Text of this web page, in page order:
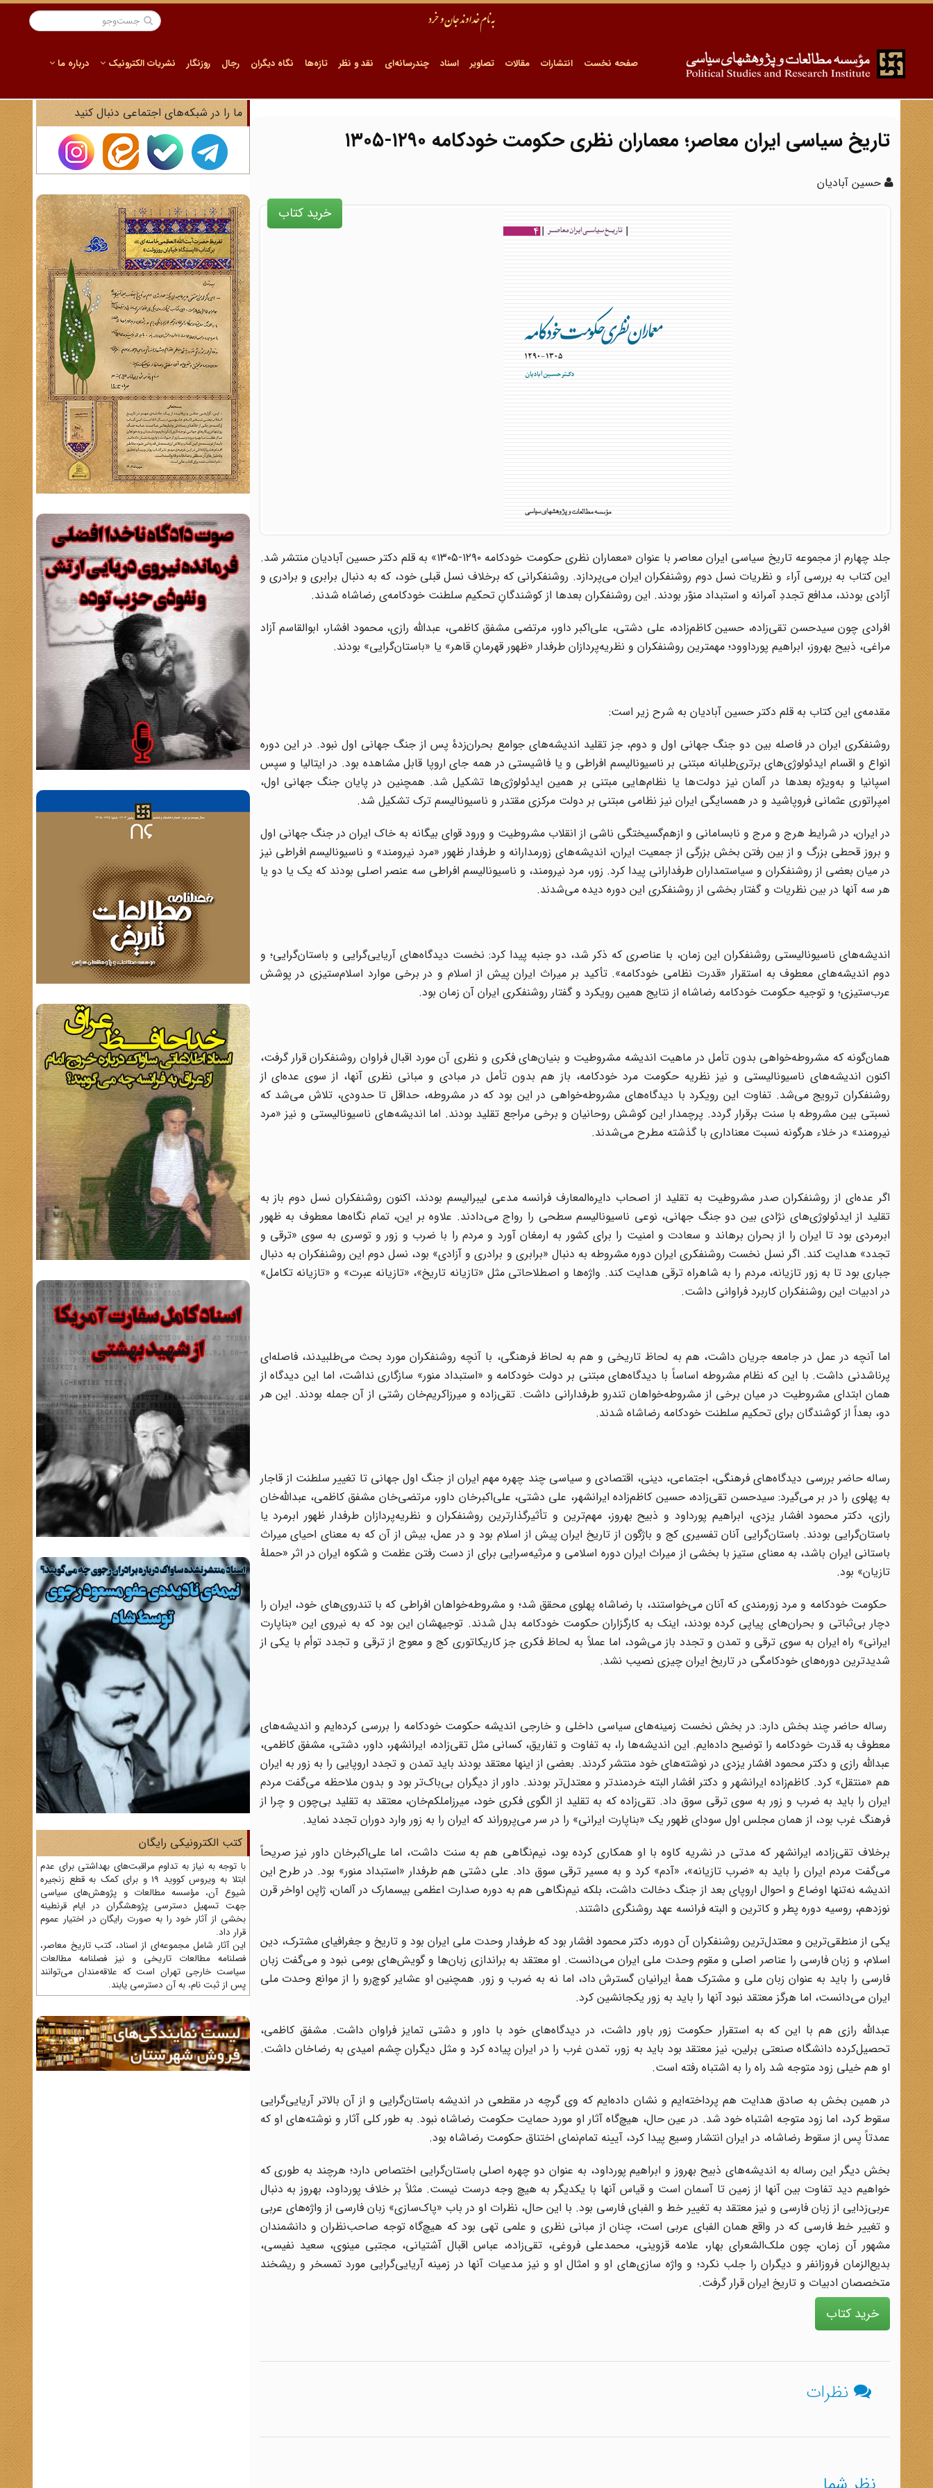
صفحه نخست انتشارات مقالات تصاویر اسناد چندرسانه‌ای نقد و نظر تازه‌ها نگاه دیگران رجال روزنگار نشریات الکترونیک درباره ما
تاریخ سیاسی ایران معاصر؛ معماران نظری حکومت خودکامه ١٢٩٠-١٣٠۵
حسین آبادیان
خرید کتاب
جلد چهارم از مجموعه تاریخ سیاسی ایران معاصر با عنوان «معماران نظری حکومت خودکامه ١٢٩٠-١٣٠۵» به قلم دکتر حسین آبادیان منتشر شد.
این کتاب به بررسی آراء و نظریات نسل دوم روشنفکران ایران می‌پردازد. روشنفکرانی که برخلاف نسل قبلی خود، که به دنبال برابری و برادری و
آزادی بودند، مدافع تجددِ آمرانه و استبداد منوّر بودند. این روشنفکران بعدها از کوشندگانِ تحکیم سلطنت خودکامه‌ی رضاشاه شدند.
افرادی چون سیدحسن تقی‌زاده، حسین کاظم‌زاده، علی دشتی، علی‌اکبر داور، مرتضی مشفق کاظمی، عبدالله رازی، محمود افشار، ابوالقاسم آزاد
مراغی، ذبیح بهروز، ابراهیم پورداوود؛ مهمترین روشنفکران و نظریه‌پردازان طرفدار «ظهور قهرمانِ قاهر» یا «باستان‌گرایی» بودند.
مقدمه‌ی این کتاب به قلم دکتر حسین آبادیان به شرح زیر است:
روشنفکری ایران در فاصله بین دو جنگ جهانی اول و دوم، جز تقلید اندیشه‌های جوامع بحران‌زدۀ پس از جنگ جهانی اول نبود. در این دوره
انواع و اقسام ایدئولوژی‌های برتری‌طلبانه مبتنی بر ناسیونالیسم افراطی و یا فاشیستی در همه جای اروپا قابل مشاهده بود. در ایتالیا و سپس
اسپانیا و به‌ویژه بعدها در آلمان نیز دولت‌ها یا نظام‌هایی مبتنی بر همین ایدئولوژی‌ها تشکیل شد. همچنین در پایان جنگ جهانی اول،
امپراتوری عثمانی فروپاشید و در همسایگی ایران نیز نظامی مبتنی بر دولت مرکزی مقتدر و ناسیونالیسم ترک تشکیل شد.
در ایران، در شرایط هرج و مرج و نابسامانی و ازهم‌گسیختگی ناشی از انقلاب مشروطیت و ورود قوای بیگانه به خاک ایران در جنگ جهانی اول
و بروز قحطی بزرگ و از بین رفتن بخش بزرگی از جمعیت ایران، اندیشه‌های زورمدارانه و طرفدار ظهور «مرد نیرومند» و ناسیونالیسم افراطی نیز
در میان بعضی از روشنفکران و سیاستمداران طرفدارانی پیدا کرد. زور، مرد نیرومند، و ناسیونالیسم افراطی سه عنصر اصلی بودند که یک یا دو یا
هر سه آنها در بین نظریات و گفتار بخشی از روشنفکری این دوره دیده می‌شدند.
اندیشه‌های ناسیونالیستی روشنفکران این زمان، با عناصری که ذکر شد، دو جنبه پیدا کرد: نخست دیدگاه‌های آریایی‌گرایی و باستان‌گرایی؛ و
دوم اندیشه‌های معطوف به استقرار «قدرت نظامی خودکامه». تأکید بر میراث ایران پیش از اسلام و در برخی موارد اسلام‌ستیزی در پوشش
عرب‌ستیزی؛ و توجیه حکومت خودکامه رضاشاه از نتایج همین رویکرد و گفتار روشنفکری ایران آن زمان بود.
همان‌گونه که مشروطه‌خواهی بدون تأمل در ماهیت اندیشه مشروطیت و بنیان‌های فکری و نظری آن مورد اقبال فراوان روشنفکران قرار گرفت،
اکنون اندیشه‌های ناسیونالیستی و نیز نظریه حکومت مرد خودکامه، باز هم بدون تأمل در مبادی و مبانی نظری آنها، از سوی عده‌ای از
روشنفکران ترویج می‌شد. تفاوت این رویکرد با دیدگاه‌های مشروطه‌خواهی در این بود که در مشروطه، حداقل تا حدودی، تلاش می‌شد که
نسبتی بین مشروطه با سنت برقرار گردد. پرچمدار این کوشش روحانیان و برخی مراجع تقلید بودند. اما اندیشه‌های ناسیونالیستی و نیز «مرد
نیرومند» در خلاء هرگونه نسبت معناداری با گذشته مطرح می‌شدند.
اگر عده‌ای از روشنفکران صدر مشروطیت به تقلید از اصحاب دایره‌المعارف فرانسه مدعی لیبرالیسم بودند، اکنون روشنفکران نسل دوم باز به
تقلید از ایدئولوژی‌های نژادی بین دو جنگ جهانی، نوعی ناسیونالیسم سطحی را رواج می‌دادند. علاوه بر این، تمام نگاه‌ها معطوف به ظهور
ابرمردی بود تا ایران را از بحران برهاند و سعادت و امنیت را برای کشور به ارمغان آورد و مردم را با ضرب و زور و توسری به سوی «ترقی و
تجدد» هدایت کند. اگر نسل نخست روشنفکری ایران دوره مشروطه به دنبال «برابری و برادری و آزادی» بود، نسل دوم این روشنفکران به دنبال
جباری بود تا به زور تازیانه، مردم را به شاهراه ترقی هدایت کند. واژه‌ها و اصطلاحاتی مثل «تازیانه تاریخ»، «تازیانه عبرت» و «تازیانه تکامل»
در ادبیات این روشنفکران کاربرد فراوانی داشت.
اما آنچه در عمل در جامعه جریان داشت، هم به لحاظ تاریخی و هم به لحاظ فرهنگی، با آنچه روشنفکران مورد بحث می‌طلبیدند، فاصله‌ای
پرناشدنی داشت. با این که نظام مشروطه اساساً با دیدگاه‌های مبتنی بر دولت خودکامه و «استبداد منور» سازگاری نداشت، اما این دیدگاه از
همان ابتدای مشروطیت در میان برخی از مشروطه‌خواهان تندرو طرفدارانی داشت. تقی‌زاده و میرزاکریم‌خان رشتی از آن جمله بودند. این هر
دو، بعداً از کوشندگان برای تحکیم سلطنت خودکامه رضاشاه شدند.
رساله حاضر بررسی دیدگاه‌های فرهنگی، اجتماعی، دینی، اقتصادی و سیاسی چند چهره مهم ایران از جنگ اول جهانی تا تغییر سلطنت از قاجار
به پهلوی را در بر می‌گیرد: سیدحسن تقی‌زاده، حسین کاظم‌زاده ایرانشهر، علی دشتی، علی‌اکبرخان داور، مرتضی‌خان مشفق کاظمی، عبدالله‌خان
رازی، دکتر محمود افشار یزدی، ابراهیم پورداود و ذبیح بهروز، مهم‌ترین و تأثیرگذارترین روشنفکران و نظریه‌پردازان طرفدار ظهور ابرمرد یا
باستان‌گرایی بودند. باستان‌گرایی آنان تفسیری کج و باژگون از تاریخ ایران پیش از اسلام بود و در عمل، بیش از آن که به معنای احیای میراث
باستانی ایران باشد، به معنای ستیز با بخشی از میراث ایران دوره اسلامی و مرثیه‌سرایی برای از دست رفتن عظمت و شکوه ایران در اثر «حملۀ
تازیان» بود.
حکومت خودکامه و مرد زورمندی که آنان می‌خواستند، با رضاشاه پهلوی محقق شد؛ و مشروطه‌خواهان افراطی که با تندروی‌های خود، ایران را
دچار بی‌ثباتی و بحران‌های پیاپی کرده بودند، اینک به کارگزاران حکومت خودکامه بدل شدند. توجیهشان این بود که به نیروی این «بناپارت
ایرانی» راه ایران به سوی ترقی و تمدن و تجدد باز می‌شود، اما عملاً به لحاظ فکری جز کاریکاتوری کج و معوج از ترقی و تجدد توأم با یکی از
شدیدترین دوره‌های خودکامگی در تاریخ ایران چیزی نصیب نشد.
رساله حاضر چند بخش دارد: در بخش نخست زمینه‌های سیاسی داخلی و خارجی اندیشه حکومت خودکامه را بررسی کرده‌ایم و اندیشه‌های
معطوف به قدرت خودکامه را توضیح داده‌ایم. این اندیشه‌ها را، به تفاوت و تفاریق، کسانی مثل تقی‌زاده، ایرانشهر، داور، دشتی، مشفق کاظمی،
عبدالله رازی و دکتر محمود افشار یزدی در نوشته‌های خود منتشر کردند. بعضی از اینها معتقد بودند باید تمدن و تجدد اروپایی را به زور به ایران
هم «منتقل» کرد. کاظم‌زاده ایرانشهر و دکتر افشار البته خردمندتر و معتدل‌تر بودند. داور از دیگران بی‌باک‌تر بود و بدون ملاحظه می‌گفت مردم
ایران را باید به ضرب و زور به سوی ترقی سوق داد. تقی‌زاده که به تقلید از الگوی فکری خود، میرزاملکم‌خان، معتقد به تقلید بی‌چون و چرا از
فرهنگ غرب بود، از همان مجلس اول سودای ظهور یک «بناپارت ایرانی» را در سر می‌پروراند که ایران را به زور وارد دوران تجدد نماید.
برخلاف تقی‌زاده، ایرانشهر که مدتی در نشریه کاوه با او همکاری کرده بود، نیم‌نگاهی هم به سنت داشت، اما علی‌اکبرخان داور نیز صریحاً
می‌گفت مردم ایران را باید به «ضرب تازیانه»، «آدم» کرد و به مسیر ترقی سوق داد. علی دشتی هم طرفدار «استبداد منور» بود. در طرح این
اندیشه نه‌تنها اوضاع و احوال اروپای بعد از جنگ دخالت داشت، بلکه نیم‌نگاهی هم به دوره صدارت اعظمی بیسمارک در آلمان، ژاپن اواخر قرن
نوزدهم، روسیه دوره پطر و کاترین و البته فرانسه عهد روشنگری داشتند.
یکی از منطقی‌ترین و معتدل‌ترین روشنفکران آن دوره، دکتر محمود افشار بود که طرفدار وحدت ملی ایران بود و تاریخ و جغرافیای مشترک، دین
اسلام، و زبان فارسی را عناصر اصلی و مقوم وحدت ملی ایران می‌دانست. او معتقد به براندازی زبان‌ها و گویش‌های بومی نبود و می‌گفت زبان
فارسی را باید به عنوان زبان ملی و مشترک همۀ ایرانیان گسترش داد، اما نه به ضرب و زور. همچنین او عشایر کوچ‌رو را از موانع وحدت ملی
ایران می‌دانست، اما هرگز معتقد نبود آنها را باید به زور یکجانشین کرد.
عبدالله رازی هم با این که به استقرار حکومت زور باور داشت، در دیدگاه‌های خود با داور و دشتی تمایز فراوان داشت. مشفق کاظمی،
تحصیل‌کرده دانشگاه صنعتی برلین، نیز معتقد بود باید به زور، تمدن غرب را در ایران پیاده کرد و مثل دیگران چشم امیدی به رضاخان داشت.
او هم خیلی زود متوجه شد راه را به اشتباه رفته است.
در همین بخش به صادق هدایت هم پرداخته‌ایم و نشان داده‌ایم که وی گرچه در مقطعی در اندیشه باستان‌گرایی و از آن بالاتر آریا‌یی‌گرایی
سقوط کرد، اما زود متوجه اشتباه خود شد. در عین حال، هیچ‌گاه آثار او مورد حمایت حکومت رضاشاه نبود. به طور کلی آثار و نوشته‌های او که
عمدتاً پس از سقوط رضاشاه، در ایران انتشار وسیع پیدا کرد، آیینه تمام‌نمای اختناق حکومت رضاشاه بود.
بخش دیگر این رساله به اندیشه‌های ذبیح بهروز و ابراهیم پورداود، به عنوان دو چهره اصلی باستان‌گرایی اختصاص دارد؛ هرچند به طوری که
خواهیم دید تفاوت بین آنها از زمین تا آسمان است و قیاس آنها با یکدیگر به هیچ وجه درست نیست. مثلاً بر خلاف پورداود، بهروز به دنبال
عربی‌زدایی از زبان فارسی و نیز معتقد به تغییر خط و الفبای فارسی بود. با این حال، نظرات او در باب «پاک‌سازی» زبان فارسی از واژه‌های عربی
و تغییر خط فارسی که در واقع همان الفبای عربی است، چنان از مبانی نظری و علمی تهی بود که هیچ‌گاه توجه صاحب‌نظران و دانشمندان
مشهور آن زمان، چون ملک‌الشعرای بهار، علامه قزوینی، محمدعلی فروغی، تقی‌زاده، عباس اقبال آشتیانی، مجتبی مینوی، سعید نفیسی،
بدیع‌الزمان فروزانفر و دیگران را جلب نکرد؛ و واژه سازی‌های او و امثال او و نیز مدعیات آنها در زمینه آریایی‌گرایی مورد تمسخر و ریشخند
متخصصان ادبیات و تاریخ ایران قرار گرفت.
خرید کتاب
نظرات
ما را در شبکه‌های اجتماعی دنبال کنید
کتب الکترونیکی رایگان
با توجه به نیاز به تداوم مراقبت‌های بهداشتی برای عدم
ابتلا به ویروس کووید 19 و برای کمک به قطع زنجیره
شیوع آن، مؤسسه مطالعات و پژوهش‌های سیاسی
جهت تسهیل دسترسی پژوهشگران در ایام قرنطینه
بخشی از آثار خود را به صورت رایگان در اختیار عموم
قرار داد.
این آثار شامل مجموعه‌ای از اسناد، کتب تاریخ معاصر،
فصلنامه‌ مطالعات تاریخی و نیز فصلنامه مطالعات
سیاست خارجی تهران است که علاقه‌مندان می‌توانند
پس از ثبت نام، به آن دسترسی یابند.